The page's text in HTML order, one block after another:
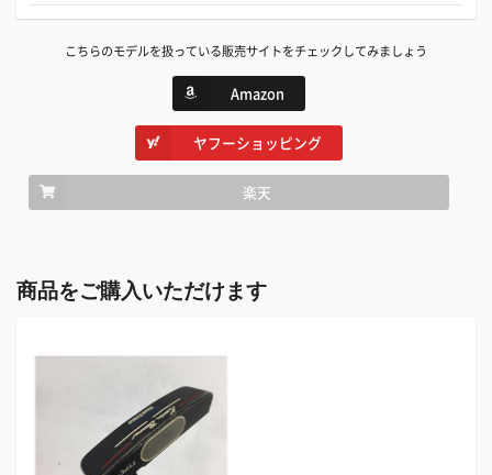
こちらのモデルを扱っている販売サイトをチェックしてみましょう
Amazon
ヤフーショッピング
楽天
商品をご購入いただけます